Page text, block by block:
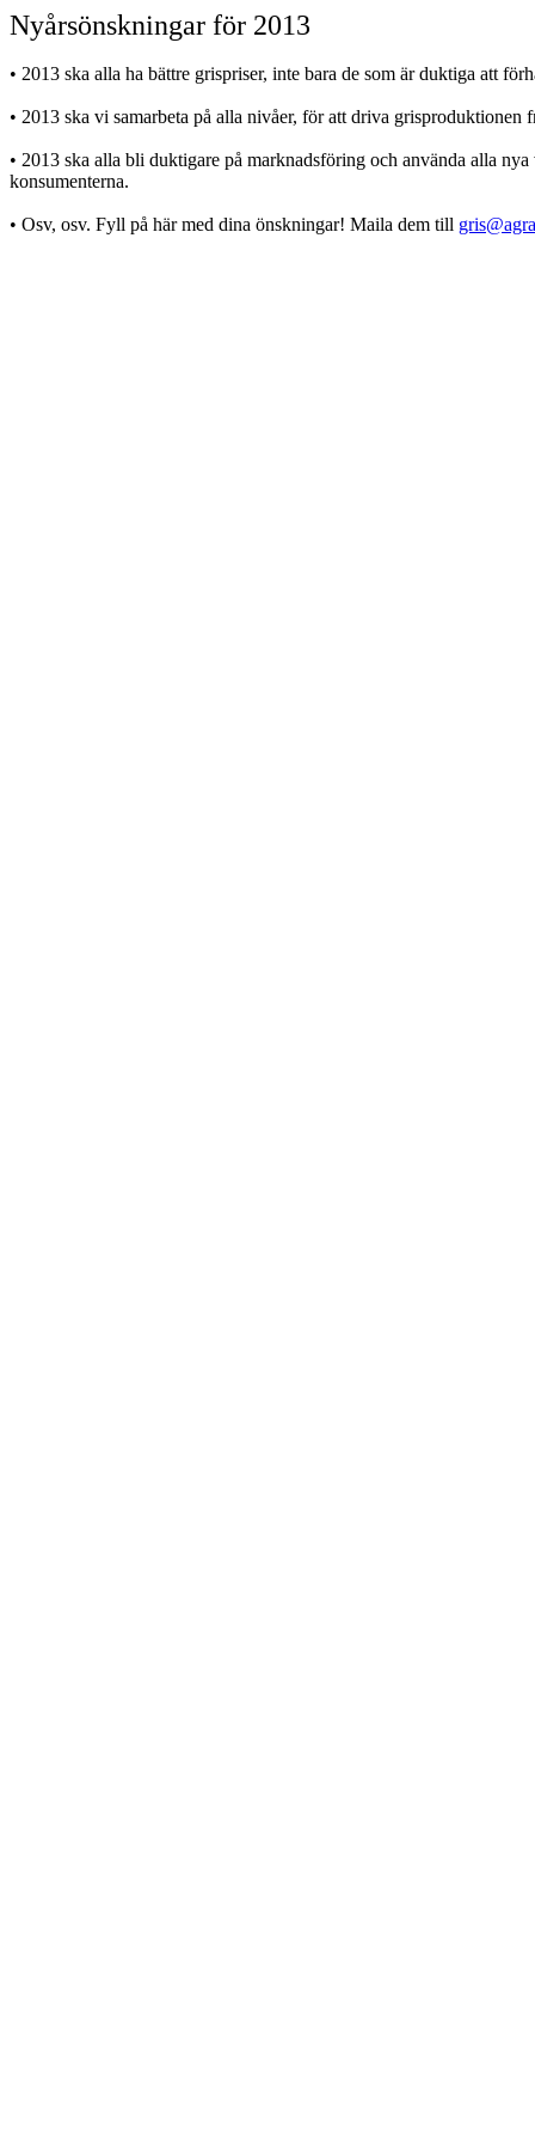
Nyårsönskningar för 2013
• 2013 ska alla ha bättre grispriser, inte bara de som är duktiga att
• 2013 ska vi samarbeta på alla nivåer, för att driva grisproduktionen
• 2013 ska alla bli duktigare på marknadsföring och använda alla nya
konsumenterna.
• Osv, osv. Fyll på här med dina önskningar! Maila dem till